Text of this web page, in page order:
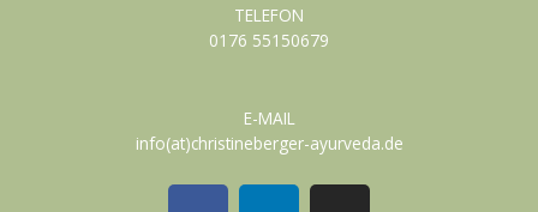
TELEFON
0176 55150679
E-MAIL
info(at)christineberger-ayurveda.de
F L I